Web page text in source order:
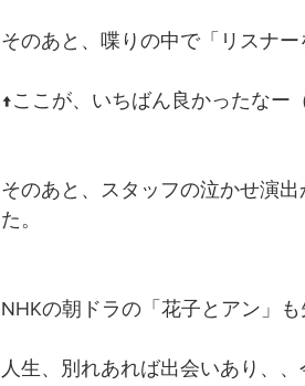
そのあと、喋りの中で「リスナ
↑ここが、いちばん良かったなー
そのあと、スタッフの泣かせ演
た。
NHKの朝ドラの「花子とアン」
人生、別れあれば出会いあり、、